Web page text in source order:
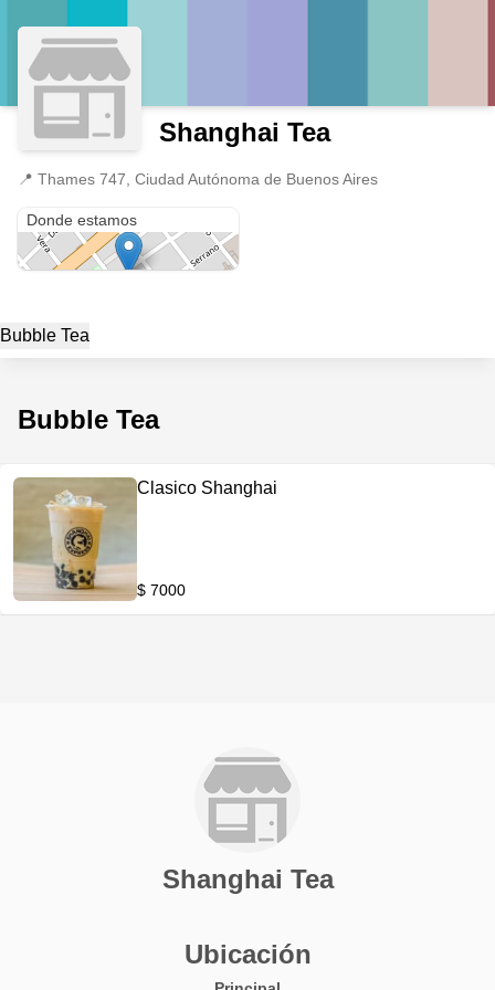
Shanghai Tea
📍 Thames 747, Ciudad Autónoma de Buenos Aires
Donde estamos
Bubble Tea
Bubble Tea
Clasico Shanghai
$ 7000
Shanghai Tea
Ubicación